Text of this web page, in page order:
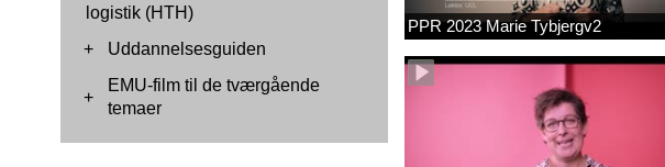
logistik (HTH)
+
Uddannelsesguiden
+
EMU-film til de tværgående
temaer
PPR 2023 Marie Tybjergv2